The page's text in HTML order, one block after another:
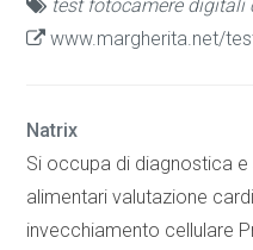
test fotocamere digitali
www.margherita.net/
Natrix
Si occupa di diagnostica
alimentari valutazione
invecchiamento cellulare